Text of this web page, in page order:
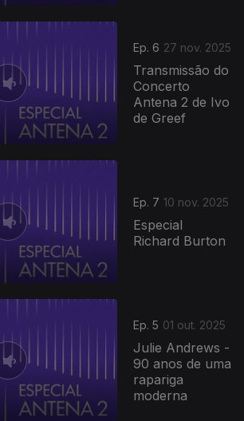
Ep. 6 27 nov. 2025
Transmissão do
Concerto
Antena 2 de Ivo
de Greef
Ep. 7 10 nov. 2025
Especial
Richard Burton
Ep. 5 01 out. 2025
Julie Andrews -
90 anos de uma
rapariga
moderna